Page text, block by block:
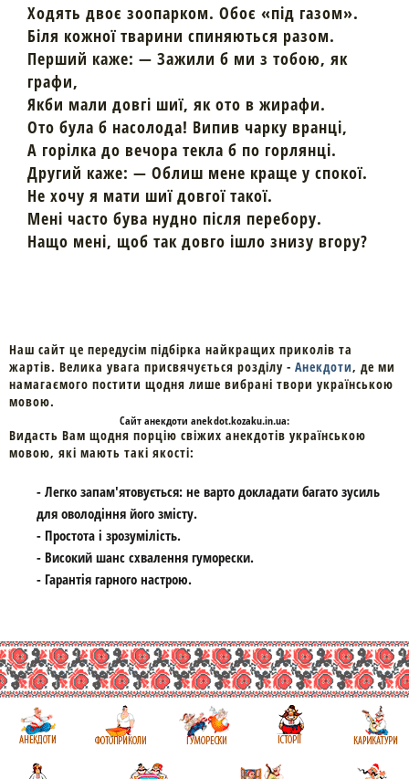
Ходять двоє зоопарком. Обоє «під газом».
Біля кожної тварини спиняються разом.
Перший каже: — Зажили б ми з тобою, як
графи,
Якби мали довгі шиї, як ото в жирафи.
Ото була б насолода! Випив чарку вранці,
А горілка до вечора текла б по горлянці.
Другий каже: — Облиш мене краще у спокої.
Не хочу я мати шиї довгої такої.
Мені часто бува нудно після перебору.
Нащо мені, щоб так довго ішло знизу вгору?
Наш сайт це передусім підбірка найкращих приколів та
жартів. Велика увага присвячується розділу - Анекдоти, де ми
намагаємого постити щодня лише вибрані твори українською
мовою.
Cайтанекдоти anekdot.kozaku.in.ua:
Видасть Вам щодня порцію свіжих анекдотів українською
мовою, які мають такі якості:
- Легко запам'ятовується: не варто докладати багато зусиль
для оволодіння його змісту.
- Простота і зрозумілість.
- Високий шанс схвалення гуморески.
- Гарантія гарного настрою.